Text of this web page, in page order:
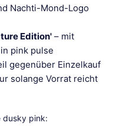
Nachti-Mond-Logo
Edition' – mit
pink pulse
gegenüber Einzelkauf
solange Vorrat reicht
dusky pink: